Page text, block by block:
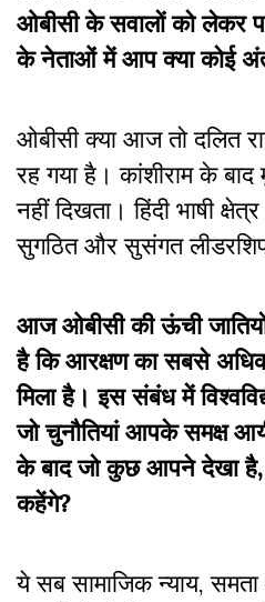
ओबीसी के सवालों को
के नेताओं में आप क्या कोई
ओबीसी क्या आज तो दलित
रह गया है। कांशीराम के
नहीं दिखता। हिंदी भाषी
सुगठित और सुसंगत
आज ओबीसी की ऊंची जातियों
है कि आरक्षण का सबसे अधिक
मिला है। इस संबंध में
जो चुनौतियां आपके समक्ष
के बाद जो कुछ आपने देखा
कहेंगे?
ये सब सामाजिक न्याय,